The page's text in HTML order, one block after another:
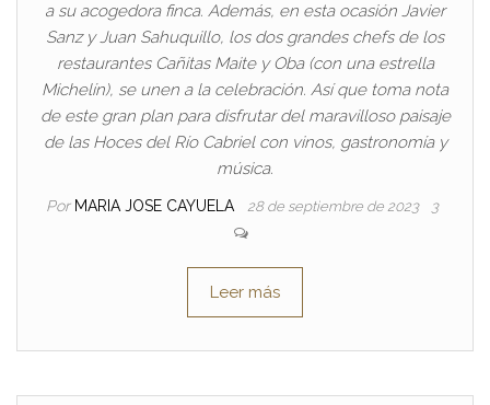
a su acogedora finca. Además, en esta ocasión Javier
Sanz y Juan Sahuquillo, los dos grandes chefs de los
restaurantes Cañitas Maite y Oba (con una estrella
Michelín), se unen a la celebración. Así que toma nota
de este gran plan para disfrutar del maravilloso paisaje
de las Hoces del Río Cabriel con vinos, gastronomía y
música.
Por MARIA JOSE CAYUELA 28 de septiembre de 2023 3
Leer más